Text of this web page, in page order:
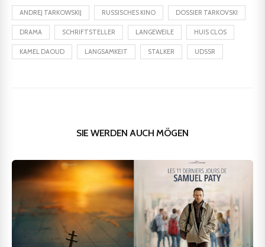
ANDREJ TARKOWSKIJ RUSSISCHES KINO DOSSIER TARKOVSKI
DRAMA SCHRIFTSTELLER LANGEWEILE HUIS CLOS
KAMEL DAOUD LANGSAMKEIT STALKER UDSSR
SIE WERDEN AUCH MÖGEN